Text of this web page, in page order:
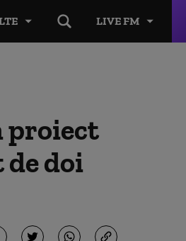
LIVE FM
proiect
doi